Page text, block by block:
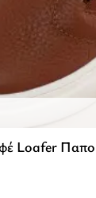
Loafer